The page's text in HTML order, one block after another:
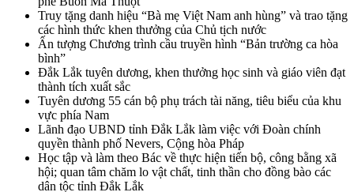
Truy tặng danh hiệu “Bà mẹ Việt Nam anh hùng” và trao tặng
các hình thức khen thưởng của Chủ tịch nước
Ấn tượng Chương trình cầu truyền hình “Bản trường ca hòa
bình”
Đắk Lắk tuyên dương, khen thưởng học sinh và giáo viên đạt
thành tích xuất sắc
Tuyên dương 55 cán bộ phụ trách tài năng, tiêu biểu của khu
vực phía Nam
Lãnh đạo UBND tỉnh Đắk Lắk làm việc với Đoàn chính
quyền thành phố Nevers, Cộng hòa Pháp
Học tập và làm theo Bác về thực hiện tiến bộ, công bằng xã
hội; quan tâm chăm lo vật chất, tinh thần cho đồng bào các
dân tộc tỉnh Đắk Lắk